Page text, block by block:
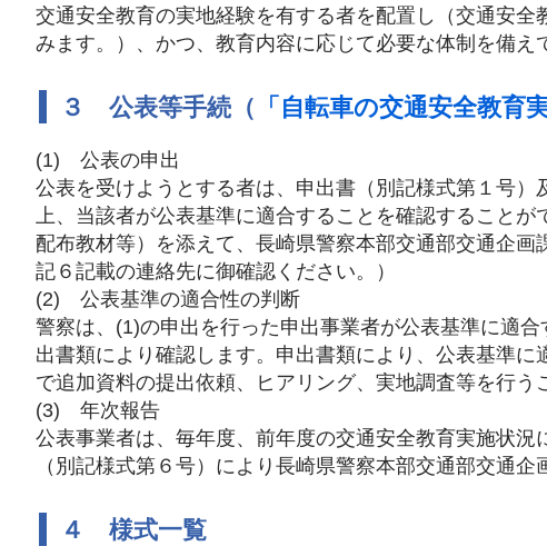
交通安全教育の実地経験を有する者を配置し（交通安
みます。）、かつ、教育内容に応じて必要な体制を備え
３ 公表等手続（ 「自転車の交通安全教育
(1) 公表の申出
公表を受けようとする者は、申出書（別記様式第１号
上、当該者が公表基準に適合することを確認すること
配布教材等）を添えて、長崎県警察本部交通部交通企
記６記載の連絡先に御確認ください。）
(2) 公表基準の適合性の判断
警察は、(1)の申出を行った申出事業者が公表基準に適
出書類により確認します。申出書類により、公表基準
で追加資料の提出依頼、ヒアリング、実地調査等を行う
(3) 年次報告
公表事業者は、毎年度、前年度の交通安全教育実施状
（別記様式第６号）により長崎県警察本部交通部交通企
４ 様式一覧